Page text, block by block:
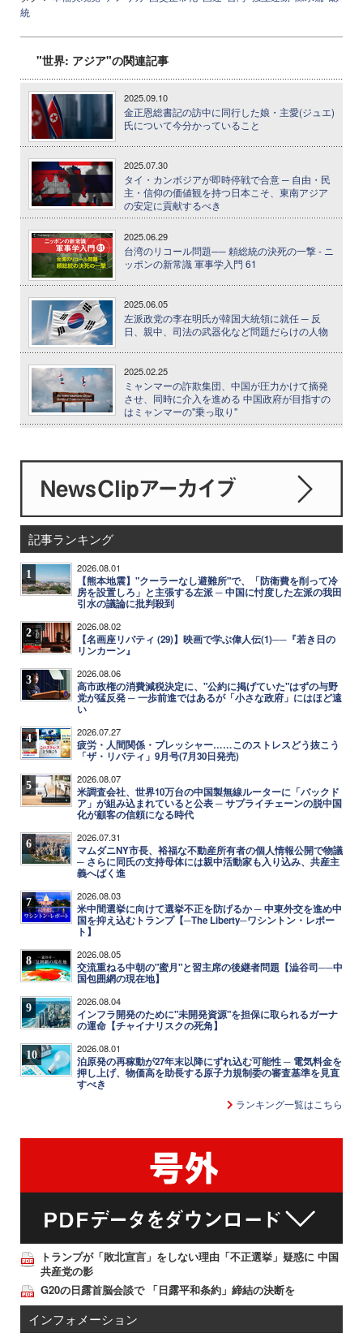
統
"世界: アジア"の関連記事
2025.09.10
金正恩総書記の訪中に同行した娘・主愛(ジュエ)
氏について今分かっていること
2025.07.30
タイ・カンボジアが即時停戦で合意 ─ 自由・民
主・信仰の価値観を持つ日本こそ、東南アジア
の安定に貢献するべき
2025.06.29
台湾のリコール問題── 頼総統の決死の一撃 - ニ
ッポンの新常識 軍事学入門 61
2025.06.05
左派政党の李在明氏が韓国大統領に就任 ─ 反
日、親中、司法の武器化など問題だらけの人物
2025.02.25
ミャンマーの詐欺集団、中国が圧力かけて摘発
させ、同時に介入を進める 中国政府が目指すの
はミャンマーの"乗っ取り"
記事ランキング
1 2026.08.01
【熊本地震】"クーラーなし避難所"で、「防衛費を削って冷
房を設置しろ」と主張する左派 ─ 中国に忖度した左派の我田
引水の議論に批判殺到
2 2026.08.02
【名画座リバティ (29)】映画で学ぶ偉人伝(1)──『若き日の
リンカーン』
3 2026.08.06
高市政権の消費減税決定に、"公約に掲げていた"はずの与野
党が猛反発 ─ 一歩前進ではあるが「小さな政府」にはほど遠
い
4 2026.07.27
疲労・人間関係・プレッシャー……このストレスどう抜こう
「ザ・リバティ」9月号(7月30日発売)
5 2026.08.07
米調査会社、世界10万台の中国製無線ルーターに「バックド
ア」が組み込まれていると公表 ─ サプライチェーンの脱中国
化が顧客の信頼になる時代
6 2026.07.31
マムダニNY市長、裕福な不動産所有者の個人情報公開で物議
─ さらに同氏の支持母体には親中活動家も入り込み、共産主
義へばく進
7 2026.08.03
米中間選挙に向けて選挙不正を防げるか ─ 中東外交を進め中
国を抑え込むトランプ【─The Liberty─ワシントン・レポー
ト】
8 2026.08.05
交流重ねる中朝の"蜜月"と習主席の後継者問題【澁谷司──中
国包囲網の現在地】
9 2026.08.04
インフラ開発のために"未開発資源"を担保に取られるガーナ
の運命【チャイナリスクの死角】
10 2026.08.01
泊原発の再稼動が27年末以降にずれ込む可能性 ─ 電気料金を
押し上げ、物価高を助長する原子力規制委の審査基準を見直
すべき
ランキング一覧はこちら
トランプが「敗北宣言」をしない理由「不正選挙」疑惑に 中国
共産党の影
G20の日露首脳会談で 「日露平和条約」締結の決断を
インフォメーション